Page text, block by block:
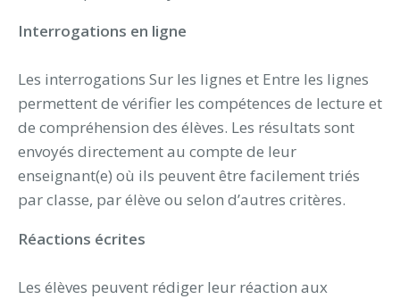
Interrogations en ligne
Les interrogations Sur les lignes et Entre les lignes
permettent de vérifier les compétences de lecture et
de compréhension des élèves. Les résultats sont
envoyés directement au compte de leur
enseignant(e) où ils peuvent être facilement triés
par classe, par élève ou selon d’autres critères.
Réactions écrites
Les élèves peuvent rédiger leur réaction aux